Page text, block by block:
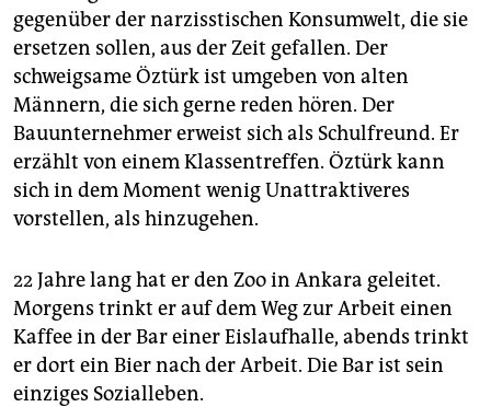
gegenüber der narzisstischen Konsumwelt, die sie
ersetzen sollen, aus der Zeit gefallen. Der
schweigsame Öztürk ist umgeben von alten
Männern, die sich gerne reden hören. Der
Bauunternehmer erweist sich als Schulfreund. Er
erzählt von einem Klassentreffen. Öztürk kann
sich in dem Moment wenig Unattraktiveres
vorstellen, als hinzugehen.
22 Jahre lang hat er den Zoo in Ankara geleitet.
Morgens trinkt er auf dem Weg zur Arbeit einen
Kaffee in der Bar einer Eislaufhalle, abends trinkt
er dort ein Bier nach der Arbeit. Die Bar ist sein
einziges Sozialleben.